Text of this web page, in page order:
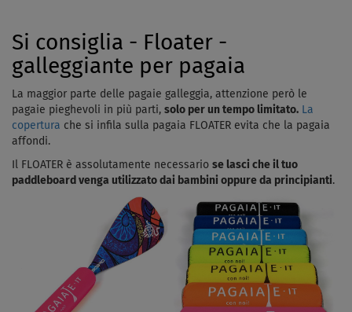
Si consiglia - Floater -
galleggiante per pagaia
La maggior parte delle pagaie galleggia, attenzione però le
pagaie pieghevoli in più parti, solo per un tempo limitato. La
copertura che si infila sulla pagaia FLOATER evita che la pagaia
affondi.
Il FLOATER è assolutamente necessario se lasci che il tuo
paddleboard venga utilizzato dai bambini oppure da principianti.